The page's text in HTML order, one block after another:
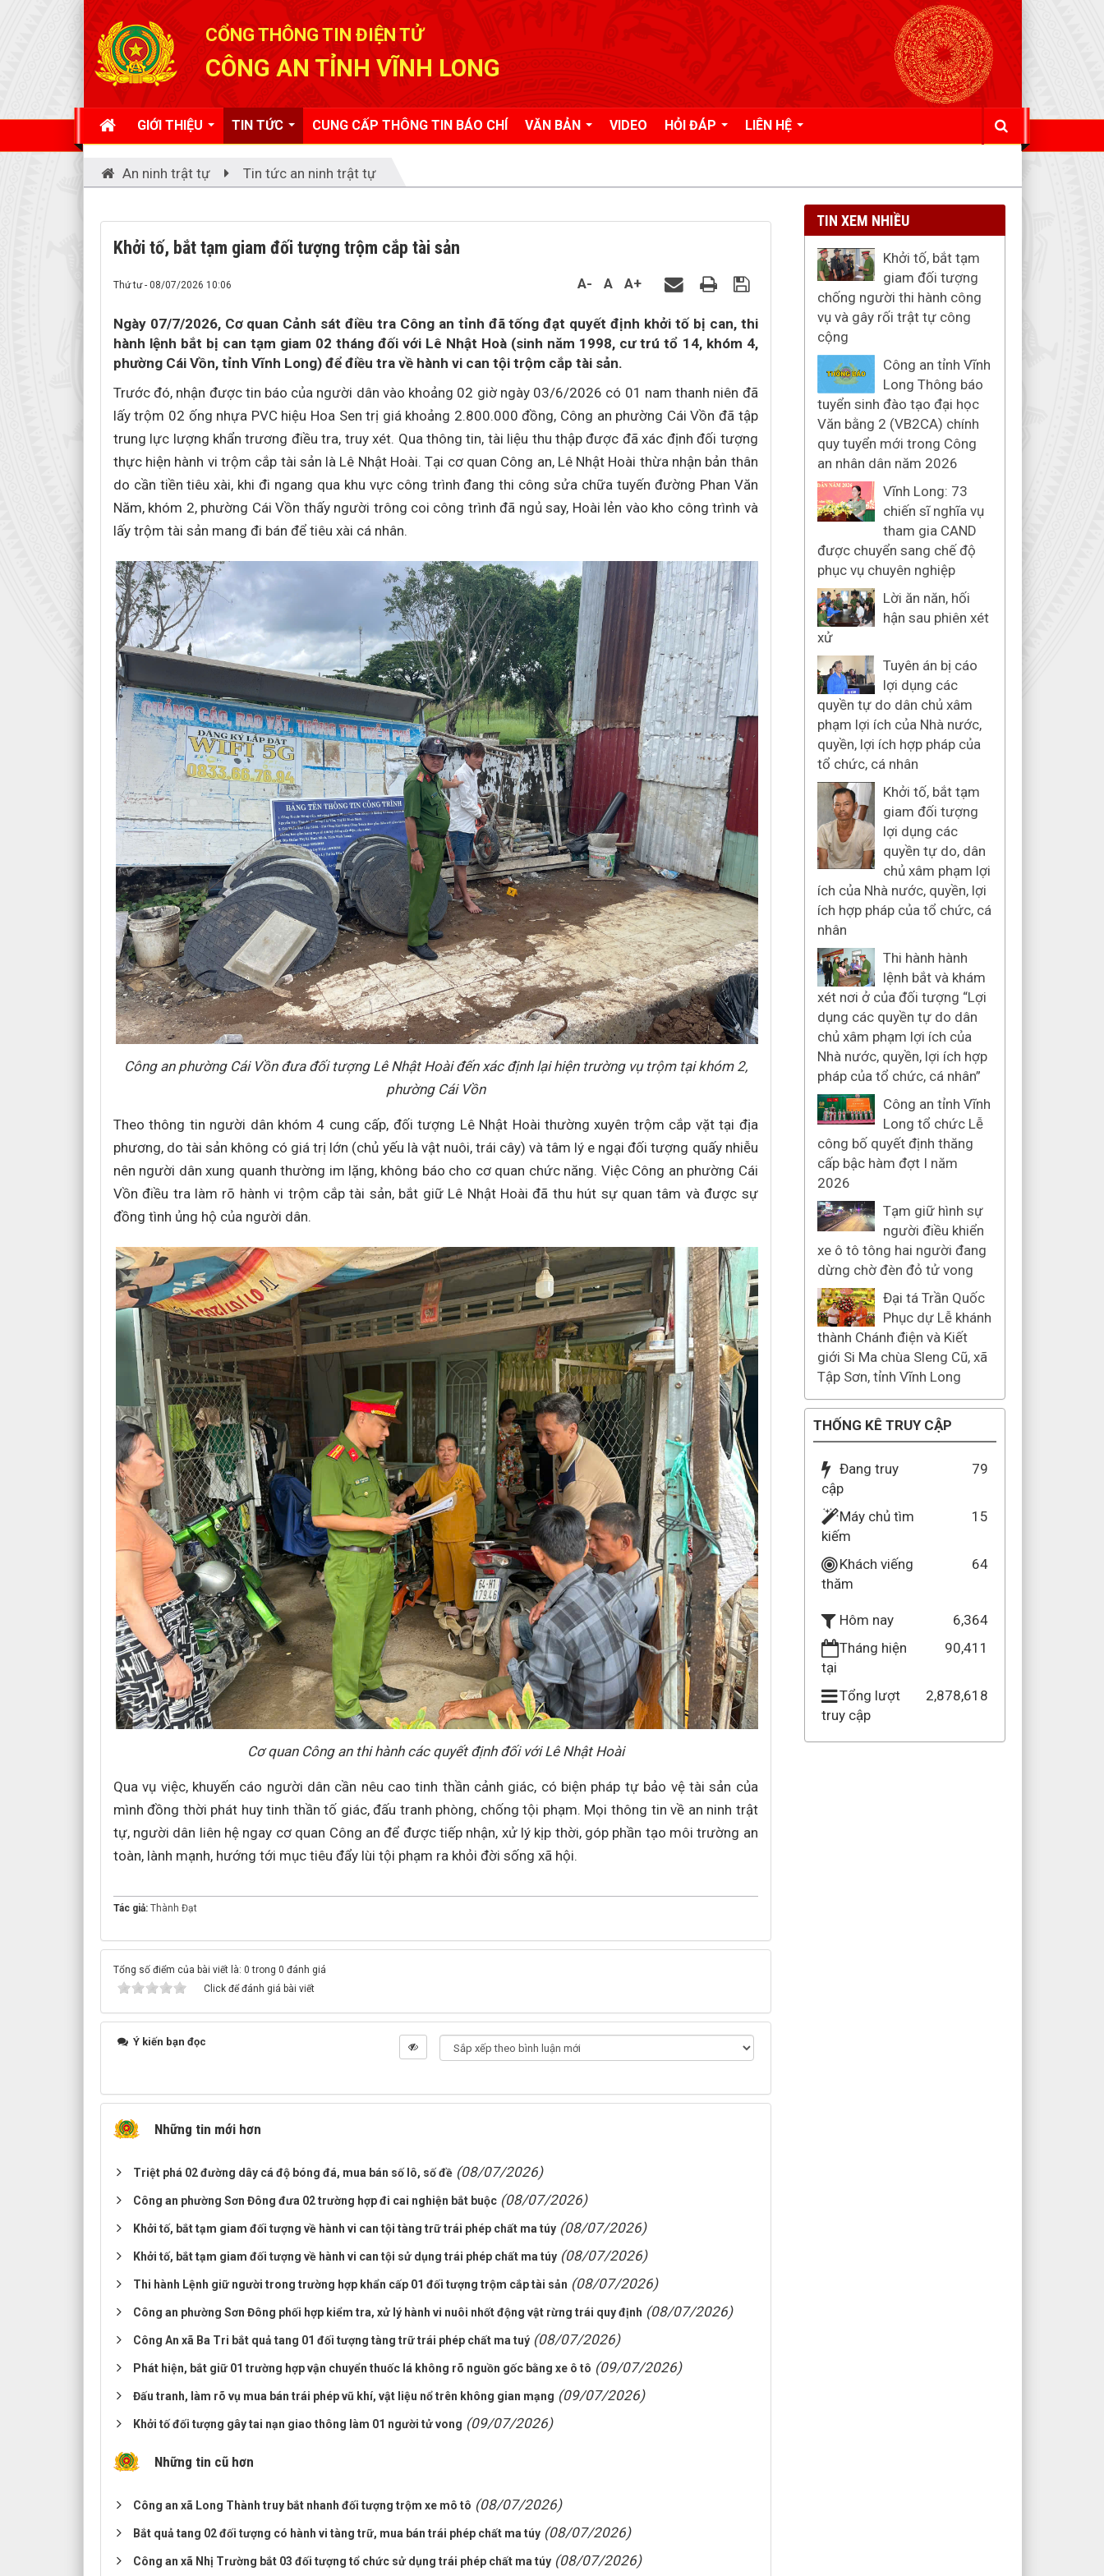
CỔNG THÔNG TIN ĐIỆN TỬ
CÔNG AN TỈNH VĨNH LONG
GIỚI THIỆU TIN TỨC CUNG CẤP THÔNG TIN BÁO CHÍ VĂN BẢN VIDEO HỎI ĐÁP LIÊN HỆ
An ninh trật tự Tin tức an ninh trật tự
Khởi tố, bắt tạm giam đối tượng trộm cắp tài sản
Thứ tư - 08/07/2026 10:06 A- A A+
Ngày 07/7/2026, Cơ quan Cảnh sát điều tra Công an tỉnh đã tống đạt quyết định khởi tố bị can, thi
hành lệnh bắt bị can tạm giam 02 tháng đối với Lê Nhật Hoà (sinh năm 1998, cư trú tổ 14, khóm 4,
phường Cái Vồn, tỉnh Vĩnh Long) để điều tra về hành vi can tội trộm cắp tài sản.
Trước đó, nhận được tin báo của người dân vào khoảng 02 giờ ngày 03/6/2026 có 01 nam thanh niên đã
lấy trộm 02 ống nhựa PVC hiệu Hoa Sen trị giá khoảng 2.800.000 đồng, Công an phường Cái Vồn đã tập
trung lực lượng khẩn trương điều tra, truy xét. Qua thông tin, tài liệu thu thập được đã xác định đối tượng
thực hiện hành vi trộm cắp tài sản là Lê Nhật Hoài. Tại cơ quan Công an, Lê Nhật Hoài thừa nhận bản thân
do cần tiền tiêu xài, khi đi ngang qua khu vực công trình đang thi công sửa chữa tuyến đường Phan Văn
Năm, khóm 2, phường Cái Vồn thấy người trông coi công trình đã ngủ say, Hoài lẻn vào kho công trình và
lấy trộm tài sản mang đi bán để tiêu xài cá nhân.
Công an phường Cái Vồn đưa đối tượng Lê Nhật Hoài đến xác định lại hiện trường vụ trộm tại khóm 2,
phường Cái Vồn
Theo thông tin người dân khóm 4 cung cấp, đối tượng Lê Nhật Hoài thường xuyên trộm cắp vặt tại địa
phương, do tài sản không có giá trị lớn (chủ yếu là vật nuôi, trái cây) và tâm lý e ngại đối tượng quấy nhiễu
nên người dân xung quanh thường im lặng, không báo cho cơ quan chức năng. Việc Công an phường Cái
Vồn điều tra làm rõ hành vi trộm cắp tài sản, bắt giữ Lê Nhật Hoài đã thu hút sự quan tâm và được sự
đồng tình ủng hộ của người dân.
Cơ quan Công an thi hành các quyết định đối với Lê Nhật Hoài
Qua vụ việc, khuyến cáo người dân cần nêu cao tinh thần cảnh giác, có biện pháp tự bảo vệ tài sản của
mình đồng thời phát huy tinh thần tố giác, đấu tranh phòng, chống tội phạm. Mọi thông tin về an ninh trật
tự, người dân liên hệ ngay cơ quan Công an để được tiếp nhận, xử lý kịp thời, góp phần tạo môi trường an
toàn, lành mạnh, hướng tới mục tiêu đẩy lùi tội phạm ra khỏi đời sống xã hội.
Tác giả: Thành Đạt
Tổng số điểm của bài viết là: 0 trong 0 đánh giá
Click để đánh giá bài viết
Ý kiến bạn đọc
Những tin mới hơn
Triệt phá 02 đường dây cá độ bóng đá, mua bán số lô, số đề (08/07/2026)
Công an phường Sơn Đông đưa 02 trường hợp đi cai nghiện bắt buộc (08/07/2026)
Khởi tố, bắt tạm giam đối tượng về hành vi can tội tàng trữ trái phép chất ma túy (08/07/2026)
Khởi tố, bắt tạm giam đối tượng về hành vi can tội sử dụng trái phép chất ma túy (08/07/2026)
Thi hành Lệnh giữ người trong trường hợp khẩn cấp 01 đối tượng trộm cắp tài sản (08/07/2026)
Công an phường Sơn Đông phối hợp kiểm tra, xử lý hành vi nuôi nhốt động vật rừng trái quy định (08/07/2026)
Công An xã Ba Tri bắt quả tang 01 đối tượng tàng trữ trái phép chất ma tuý (08/07/2026)
Phát hiện, bắt giữ 01 trường hợp vận chuyển thuốc lá không rõ nguồn gốc bằng xe ô tô (09/07/2026)
Đấu tranh, làm rõ vụ mua bán trái phép vũ khí, vật liệu nổ trên không gian mạng (09/07/2026)
Khởi tố đối tượng gây tai nạn giao thông làm 01 người tử vong (09/07/2026)
Những tin cũ hơn
Công an xã Long Thành truy bắt nhanh đối tượng trộm xe mô tô (08/07/2026)
Bắt quả tang 02 đối tượng có hành vi tàng trữ, mua bán trái phép chất ma túy (08/07/2026)
Công an xã Nhị Trường bắt 03 đối tượng tổ chức sử dụng trái phép chất ma túy (08/07/2026)
TIN XEM NHIỀU
Khởi tố, bắt tạm
giam đối tượng
chống người thi hành công
vụ và gây rối trật tự công
cộng
Công an tỉnh Vĩnh
Long Thông báo
tuyển sinh đào tạo đại học
Văn bằng 2 (VB2CA) chính
quy tuyển mới trong Công
an nhân dân năm 2026
Vĩnh Long: 73
chiến sĩ nghĩa vụ
tham gia CAND
được chuyển sang chế độ
phục vụ chuyên nghiệp
Lời ăn năn, hối
hận sau phiên xét
xử
Tuyên án bị cáo
lợi dụng các
quyền tự do dân chủ xâm
phạm lợi ích của Nhà nước,
quyền, lợi ích hợp pháp của
tổ chức, cá nhân
Khởi tố, bắt tạm
giam đối tượng
lợi dụng các
quyền tự do, dân
chủ xâm phạm lợi
ích của Nhà nước, quyền, lợi
ích hợp pháp của tổ chức, cá
nhân
Thi hành hành
lệnh bắt và khám
xét nơi ở của đối tượng “Lợi
dụng các quyền tự do dân
chủ xâm phạm lợi ích của
Nhà nước, quyền, lợi ích hợp
pháp của tổ chức, cá nhân”
Công an tỉnh Vĩnh
Long tổ chức Lễ
công bố quyết định thăng
cấp bậc hàm đợt I năm
2026
Tạm giữ hình sự
người điều khiển
xe ô tô tông hai người đang
dừng chờ đèn đỏ tử vong
Đại tá Trần Quốc
Phục dự Lễ khánh
thành Chánh điện và Kiết
giới Si Ma chùa Sleng Cũ, xã
Tập Sơn, tỉnh Vĩnh Long
THỐNG KÊ TRUY CẬP
Đang truy
cập
79
Máy chủ tìm
kiếm
15
Khách viếng
thăm
64
Hôm nay
6,364
Tháng hiện
tại
90,411
Tổng lượt
truy cập
2,878,618